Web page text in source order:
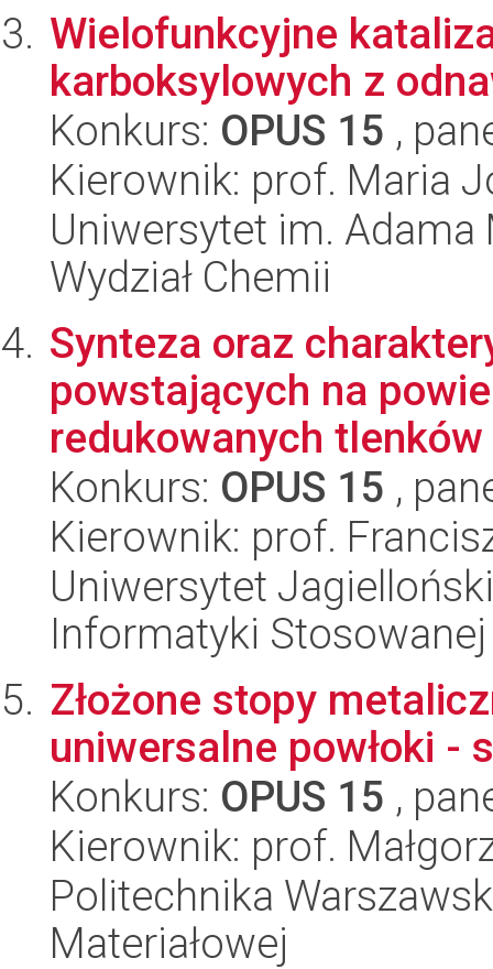
Wielofunkcyjne
karboksylowych z
Konkurs: OPUS 15 ,
Kierownik: prof. Maria
Uniwersytet im.
Wydział Chemii
Synteza oraz
powstających na
redukowanych
Konkurs: OPUS 15 ,
Kierownik: prof.
Uniwersytet
Informatyki Stosowanej
Złożone stopy
uniwersalne powłoki -
Konkurs: OPUS 15 ,
Kierownik: prof.
Politechnika
Materiałowej